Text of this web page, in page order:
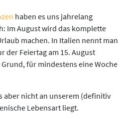
haben es uns jahrelang
Im August wird das komplette
machen. In Italien nennt man
der Feiertag am 15. August
für mindestens eine Woche
aber nicht an unserem (definitiv
Lebensart liegt.